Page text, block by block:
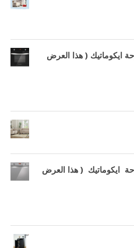
ايكوماتيك ( هذا العرض
ايكوماتيك ( هذا العرض